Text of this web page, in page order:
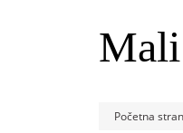
Početna